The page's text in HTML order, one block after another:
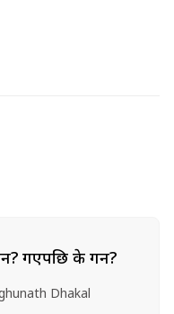
गएपछि के गर्ने?
Dhakal